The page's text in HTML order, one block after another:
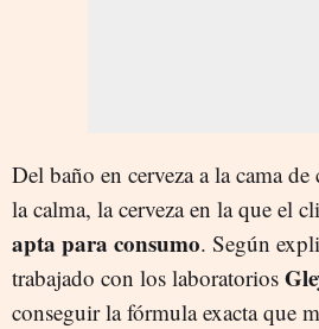
Del baño en cerveza a la cama
la calma, la cerveza en la que el
apta para consumo. Según
trabajado con los laboratorios
conseguir la fórmula exacta que